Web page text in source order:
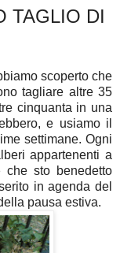
TAGLIO DI
scoperto che
tagliare altre 35
cinquanta in una
e usiamo il
settimane. Ogni
appartenenti a
che sto benedetto
in agenda del
pausa estiva.